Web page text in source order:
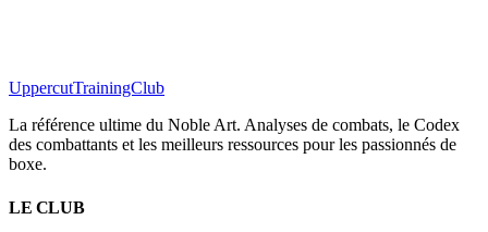
UppercutTrainingClub
La référence ultime du Noble Art. Analyses de combats, le Codex
des combattants et les meilleurs ressources pour les passionnés de
boxe.
LE CLUB